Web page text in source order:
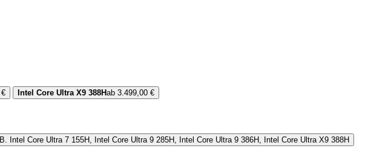
Intel Core Ultra X9 388Hab 3.499,00 €
Intel Core Ultra 7 155H, Intel Core Ultra 9 285H, Intel Core Ultra 9 386H, Intel Core Ultra X9 388H